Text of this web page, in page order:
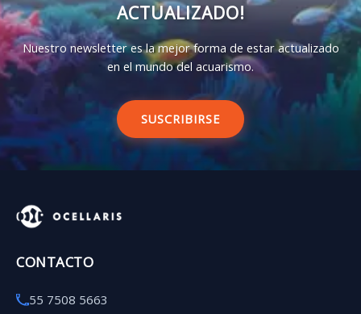
ACTUALIZADO!
Nuestro newsletter es la mejor forma de estar actualizado
en el mundo del acuarismo.
SUSCRIBIRSE
CONTACTO
55 7508 5663